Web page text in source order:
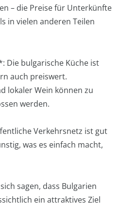
– die Preise für Unterkünfte
in vielen anderen Teilen
Die bulgarische Küche ist
auch preiswert.
lokaler Wein können zu
werden.
Verkehrsnetz ist gut
was es einfach macht,
sagen, dass Bulgarien
ein attraktives Ziel